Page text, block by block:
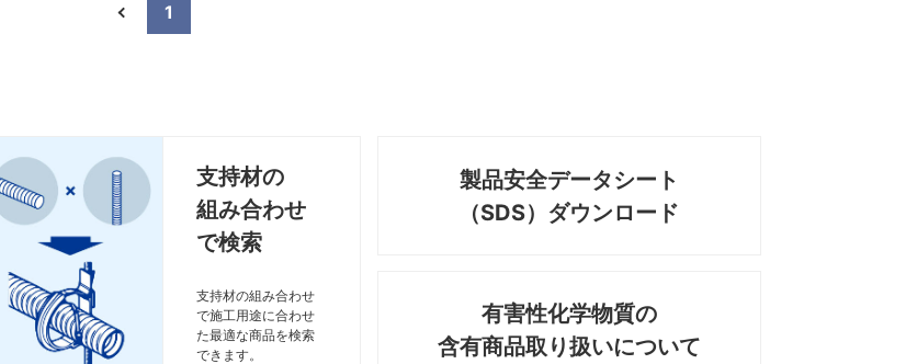
1
支持材の
組み合わせ
で検索
支持材の組み合わせ
で施工用途に合わせ
た最適な商品を検索
できます。
製品安全データシート
（SDS）ダウンロード
有害性化学物質の
含有商品取り扱いについて